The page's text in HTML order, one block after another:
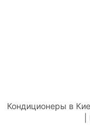
Кондиционеры в